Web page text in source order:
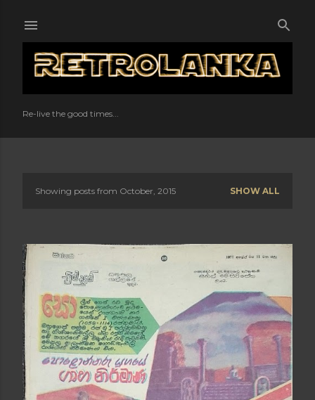
Re-live the good times...
s
t
s
Showing posts from October, 2015 SHOW ALL